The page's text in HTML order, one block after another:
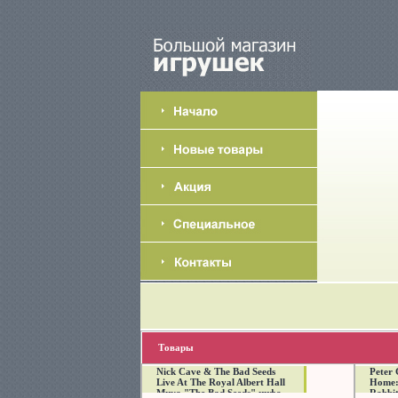
Товары
Nick Cave & The Bad Seeds
Live At The Royal Albert Hall
Мика "The Bad Seeds" инфо
Peter